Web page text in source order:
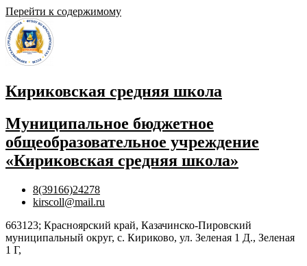
Перейти к содержимому
Кириковская средняя школа
Муниципальное бюджетное
общеобразовательное учреждение
«Кириковская средняя школа»
8(39166)24278
kirscoll@mail.ru
663123; Красноярский край, Казачинско-Пировский
муниципальный округ, с. Кириково, ул. Зеленая 1 Д., Зеленая
1 Г,